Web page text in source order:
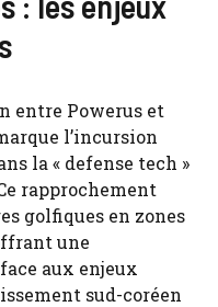
entre Powerus et
l’incursion
la « defense tech »
rapprochement
golfiques en zones
une
aux enjeux
sud-coréen